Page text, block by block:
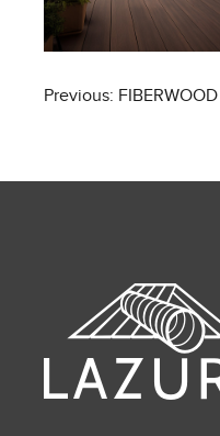
Post
Previous: FIBERWOOD